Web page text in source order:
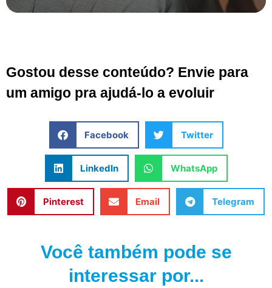
Gostou desse conteúdo? Envie para
um amigo pra ajudá-lo a evoluir
Facebook Twitter
LinkedIn WhatsApp
Pinterest Email Telegram
Você também pode se
interessar por...